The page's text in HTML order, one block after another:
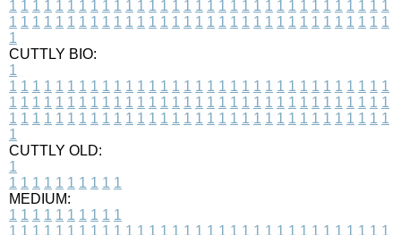
1 1 1 1 1 1 1 1 1 1 1 1 1 1 1 1 1 1 1 1 1 1 1 1 1 1 1 1 1 1 1 1 1
1 1 1 1 1 1 1 1 1 1 1 1 1 1 1 1 1 1 1 1 1 1 1 1 1 1 1 1 1 1 1 1 1
1
CUTTLY BIO:
1
1 1 1 1 1 1 1 1 1 1 1 1 1 1 1 1 1 1 1 1 1 1 1 1 1 1 1 1 1 1 1 1 1
1 1 1 1 1 1 1 1 1 1 1 1 1 1 1 1 1 1 1 1 1 1 1 1 1 1 1 1 1 1 1 1 1
1 1 1 1 1 1 1 1 1 1 1 1 1 1 1 1 1 1 1 1 1 1 1 1 1 1 1 1 1 1 1 1 1
1
CUTTLY OLD:
1
1 1 1 1 1 1 1 1 1 1
MEDIUM:
1 1 1 1 1 1 1 1 1 1
1 1 1 1 1 1 1 1 1 1 1 1 1 1 1 1 1 1 1 1 1 1 1 1 1 1 1 1 1 1 1 1 1